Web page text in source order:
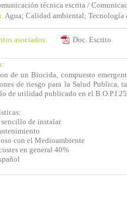
técnica escrita /
Agua; Calidad ambiental;
asociados: Doc. Escrito
de un Biocida, compuesto
de riesgo para la Salud Publica,
de utilidad publicado en el B.O.P.I
sencillo de instalar
con el Medioambiente
en general 40%